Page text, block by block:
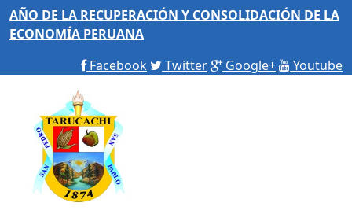
AÑO DE LA RECUPERACIÓN Y CONSOLIDACIÓN DE LA
ECONOMÍA PERUANA
Facebook
Twitter Google+ Youtube